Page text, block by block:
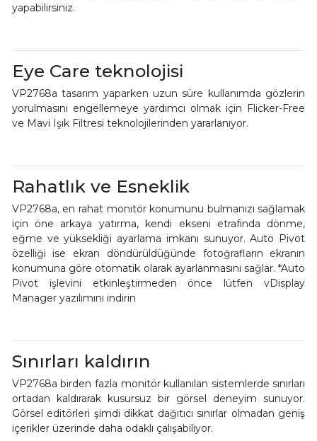
yapabilirsiniz.
Eye Care teknolojisi
VP2768a tasarım yaparken uzun süre kullanımda gözlerin
yorulmasını engellemeye yardımcı olmak için Flicker-Free
ve Mavi Işık Filtresi teknolojilerinden yararlanıyor.
Rahatlık ve Esneklik
VP2768a, en rahat monitör konumunu bulmanızı sağlamak
için öne arkaya yatırma, kendi ekseni etrafında dönme,
eğme ve yüksekliği ayarlama imkanı sunuyor. Auto Pivot
özelliği ise ekran döndürüldüğünde fotoğrafların ekranın
konumuna göre otomatik olarak ayarlanmasını sağlar. *Auto
Pivot işlevini etkinleştirmeden önce lütfen vDisplay
Manager yazılımını indirin
Sınırları kaldırın
VP2768a birden fazla monitör kullanılan sistemlerde sınırları
ortadan kaldırarak kusursuz bir görsel deneyim sunuyor.
Görsel editörleri şimdi dikkat dağıtıcı sınırlar olmadan geniş
içerikler üzerinde daha odaklı çalışabiliyor.